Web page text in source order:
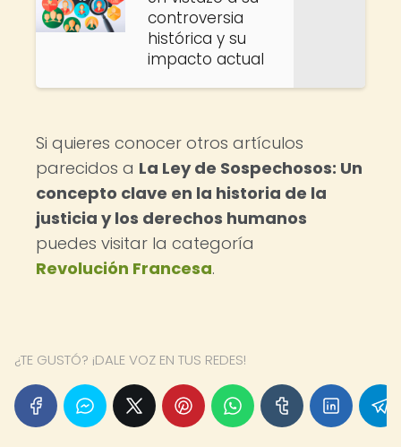
controversia
histórica y su
impacto actual
Si quieres conocer otros artículos
parecidos a La Ley de Sospechosos: Un
concepto clave en la historia de la
justicia y los derechos humanos
puedes visitar la categoría
Revolución Francesa.
¿TE GUSTÓ? ¡DALE VOZ EN TUS REDES!